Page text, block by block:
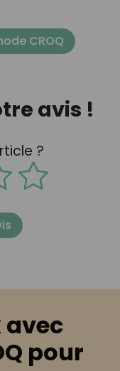
CROQ
avis !
?
avec
pour